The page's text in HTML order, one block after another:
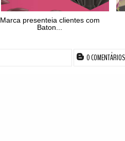
Marca presenteia clientes com
Baton...
0